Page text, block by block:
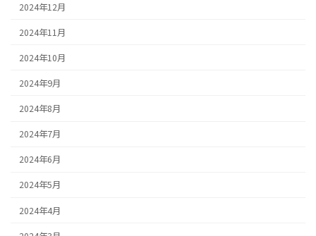
2024年12月
2024年11月
2024年10月
2024年9月
2024年8月
2024年7月
2024年6月
2024年5月
2024年4月